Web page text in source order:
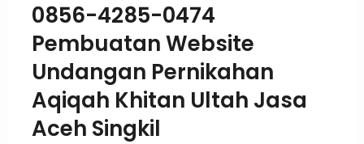
0856-4285-0474
Pembuatan Website
Undangan Pernikahan
Aqiqah Khitan Ultah Jasa
Aceh Singkil